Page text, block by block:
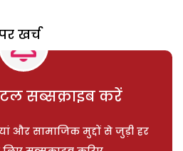
खर्च
सब्सक्राइब करें
और सामाजिक मुद्दों से जुड़ी हर